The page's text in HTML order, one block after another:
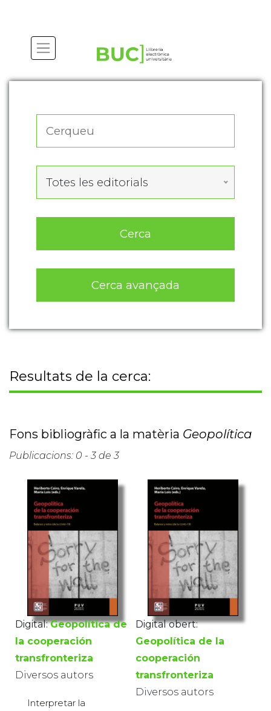
Totes les editorials
Cerca
Cerca avançada
Resultats de la cerca:
Fons bibliogràfic a la matèria Geopolítica
Publicacions: 0 - 3 de 3
Digital: Geopolítica de
la cooperación
transfronteriza
Diversos autors
Interpretar la
Digital obert:
Geopolítica de la
cooperación
transfronteriza
Diversos autors